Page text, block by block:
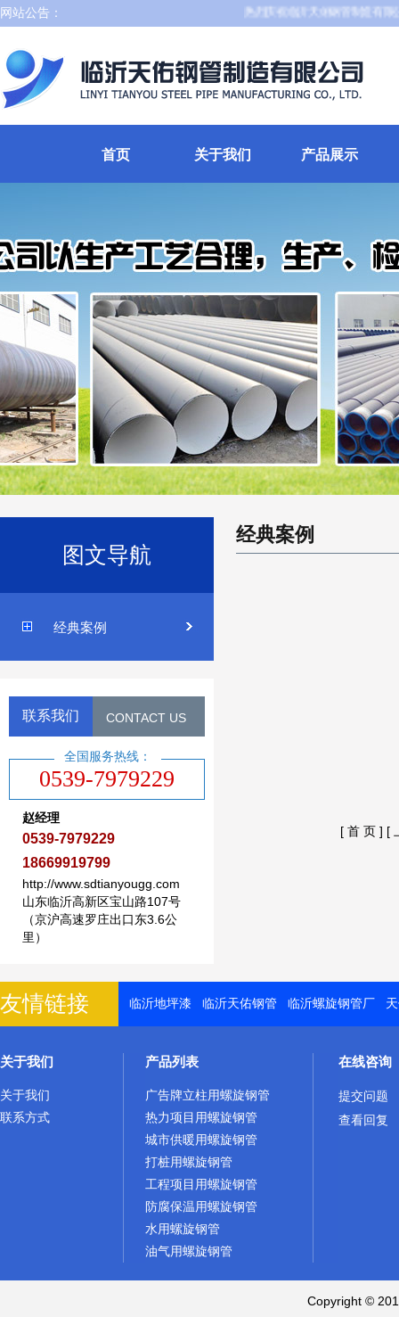
网站公告： 热烈庆祝临沂天佑钢管制造有限公
首页 关于我们 产品展示
图文导航
经典案例
联系我们 CONTACT US
0539-7979229
全国服务热线：
赵经理
0539-7979229
18669919799
http://www.sdtianyougg.com
山东临沂高新区宝山路107号
（京沪高速罗庄出口东3.6公
里）
经典案例
[ 首 页 ] [
友情链接 临沂地坪漆 临沂天佑钢管 临沂螺旋钢管厂
关于我们
关于我们
联系方式
产品列表
广告牌立柱用螺旋钢管
热力项目用螺旋钢管
城市供暖用螺旋钢管
打桩用螺旋钢管
工程项目用螺旋钢管
防腐保温用螺旋钢管
水用螺旋钢管
油气用螺旋钢管
在线咨询
提交问题
查看回复
Copyright ©